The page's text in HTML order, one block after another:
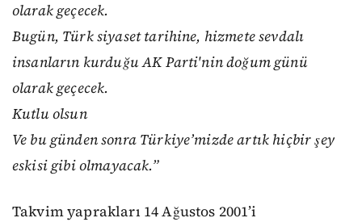
olarak geçecek.
Bugün, Türk siyaset tarihine, hizmete sevdalı
insanların kurduğu AK Parti'nin doğum günü
olarak geçecek.
Kutlu olsun
Ve bu günden sonra Türkiye’mizde artık hiçbir şey
eskisi gibi olmayacak.”
Takvim yaprakları 14 Ağustos 2001’i